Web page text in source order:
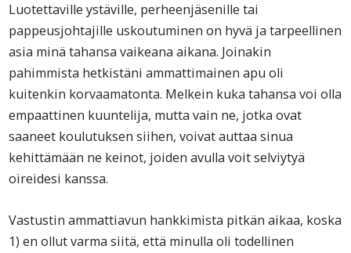
Luotettaville ystäville, perheenjäsenille tai
pappeusjohtajille uskoutuminen on hyvä ja tarpeellinen
asia minä tahansa vaikeana aikana. Joinakin
pahimmista hetkistäni ammattimainen apu oli
kuitenkin korvaamatonta. Melkein kuka tahansa voi olla
empaattinen kuuntelija, mutta vain ne, jotka ovat
saaneet koulutuksen siihen, voivat auttaa sinua
kehittämään ne keinot, joiden avulla voit selviytyä
oireidesi kanssa.
Vastustin ammattiavun hankkimista pitkän aikaa, koska
1) en ollut varma siitä, että minulla oli todellinen